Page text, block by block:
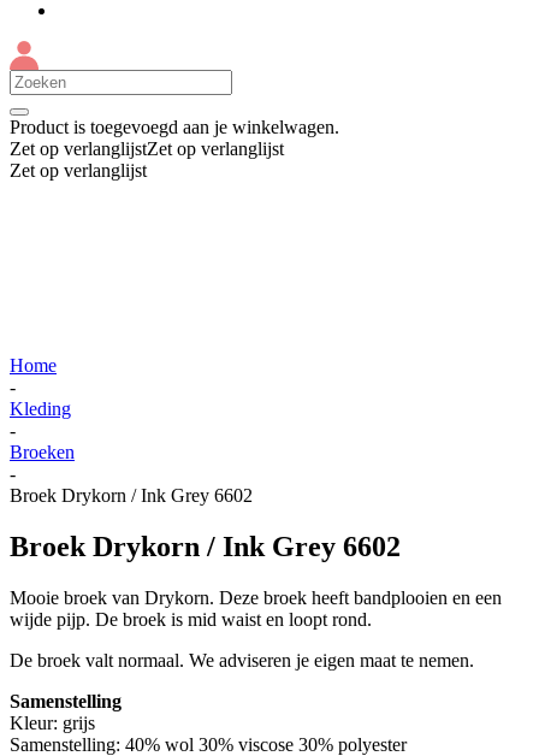
Product is toegevoegd aan je winkelwagen.
Zet op verlanglijstZet op verlanglijst
Zet op verlanglijst
Home
-
Kleding
-
Broeken
-
Broek Drykorn / Ink Grey 6602
Broek Drykorn / Ink Grey 6602
Mooie broek van Drykorn. Deze broek heeft bandplooien en een
wijde pijp. De broek is mid waist en loopt rond.
De broek valt normaal. We adviseren je eigen maat te nemen.
Samenstelling
Kleur: grijs
Samenstelling: 40% wol 30% viscose 30% polyester